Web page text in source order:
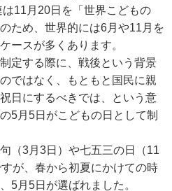
11月20日を「世界こどもの
ため、世界的には6月や11月を
ースが多くあります。
定する際に、戦後という背景
ではなく、もともと国民に親
日にするべきでは、という意
5月5日がこどもの日として制
（3月3日）や七五三の日（11
が、春から初夏にかけての時
5月5日が選ばれました。